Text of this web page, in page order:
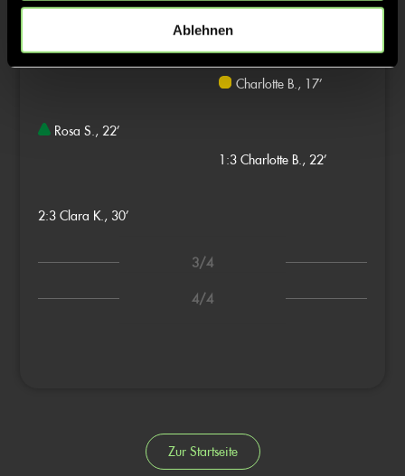
Ablehnen
1:2 Ida Hanna H., 16’
Charlotte B., 17’
Rosa S., 22’
1:3 Charlotte B., 22’
2:3 Clara K., 30’
3/4
4/4
Zur Startseite